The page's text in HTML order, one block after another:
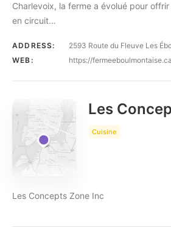
Charlevoix, la ferme a évolué pour
en circuit…
ADDRESS:
2593 Route du Fleuve Les
WEB:
https://
Les
Cuisine
Les Concepts Zone Inc